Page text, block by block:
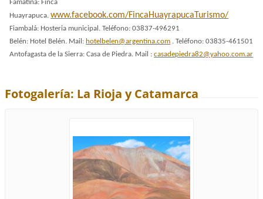
Famatina: Finca
Huayrapuca.www.facebook.com/FincaHuayrapucaTurismo/
Fiambalá: Hosteria municipal. Teléfono: 03837-496291
Belén: Hotel Belén. Mail: hotelbelen@argentina.com . Teléfono: 03835-461501
Antofagasta de la Sierra: Casa de Piedra. Mail :casadepiedra82@yahoo.com.ar
Fotogalería: La Rioja y Catamarca